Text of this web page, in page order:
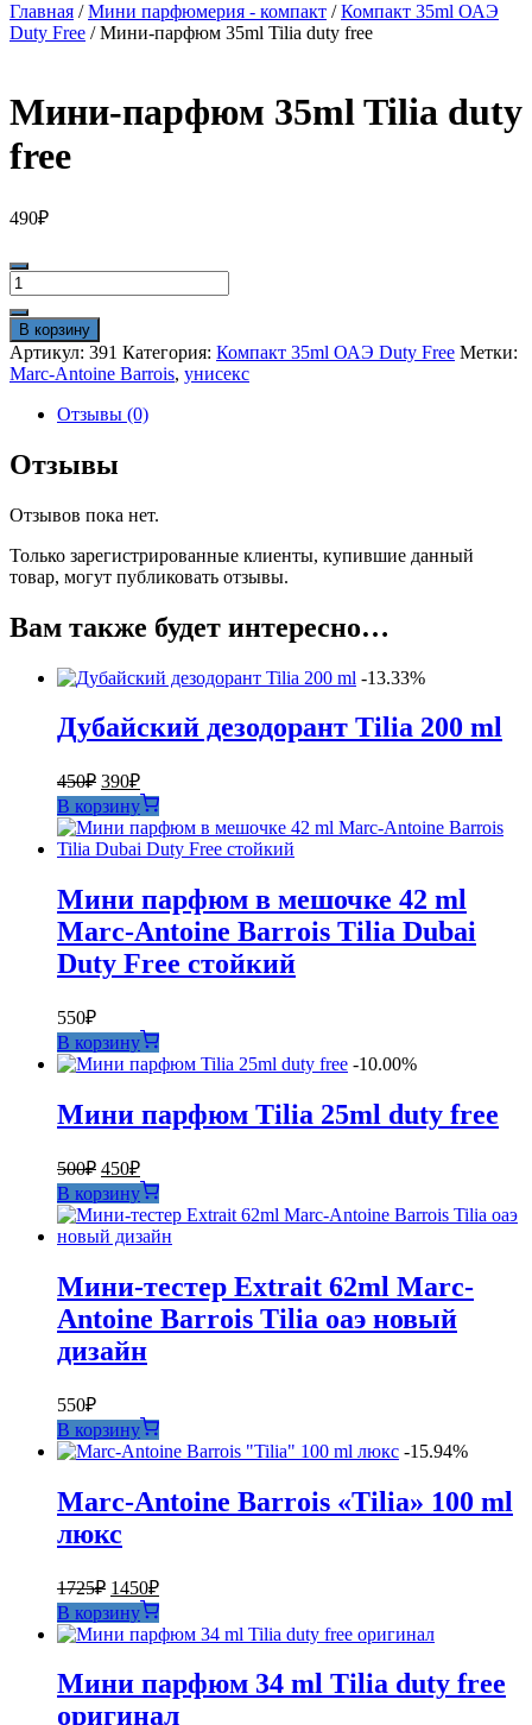
Главная /Мини парфюмерия - компакт /Компакт 35ml ОАЭ
Duty Free / Мини-парфюм 35ml Tilia duty free
Мини-парфюм 35ml Tilia duty
free
490₽
Количество
товара
Мини-
парфюм
35ml
Tilia
duty
В корзину
Артикул: 391 Категория: Компакт 35ml ОАЭ Duty Free Метки:
Marc-Antoine Barrois, унисекс
Отзывы (0)
Отзывы
Отзывов пока нет.
Только зарегистрированные клиенты, купившие данный
товар, могут публиковать отзывы.
Вам также будет интересно…
-13.33%
Дубайский дезодорант Tilia 200 ml
450₽ Первоначальная
цена
составляла
450₽.
390₽Текущая
цена:
390₽.
В корзину
Мини парфюм в мешочке 42 ml
Marc-Antoine Barrois Tilia Dubai
Duty Free стойкий
550₽
В корзину
-10.00%
Мини парфюм Tilia 25ml duty free
500₽ Первоначальная
цена
составляла
500₽.
450₽Текущая
цена:
450₽.
В корзину
Мини-тестер Extrait 62ml Marc-
Antoine Barrois Tilia оаэ новый
дизайн
550₽
В корзину
-15.94%
Marc-Antoine Barrois «Tilia» 100 ml
люкс
1725₽ Первоначальная
цена
составляла
1725₽.
1450₽Текущая
цена:
1450₽.
В корзину
Мини парфюм 34 ml Tilia duty free
оригинал